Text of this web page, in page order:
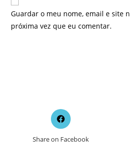
Guardar o meu nome, email e site
próxima vez que eu comentar.
Opens
in
new
Share on Facebook